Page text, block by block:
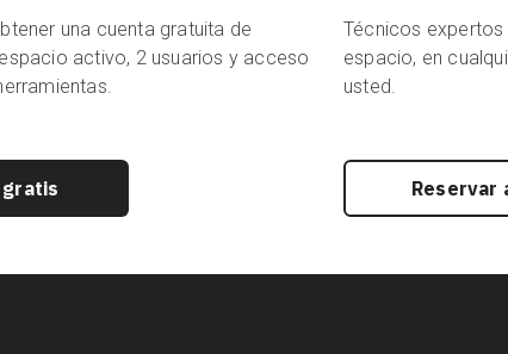
una cuenta gratuita de
activo, 2 usuarios y acceso
gratis
Técnicos
espacio, en
usted.
Reservar